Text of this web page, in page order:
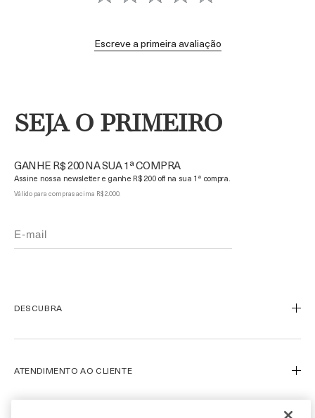
Escreve a primeira avaliação
SEJA O PRIMEIRO
GANHE R$ 200 NA SUA 1ª COMPRA
Assine nossa newsletter e ganhe R$ 200 off na sua 1ª compra.
Válido para compras acima R$ 2.000.
DESCUBRA
Nossa Arte
ATENDIMENTO AO CLIENTE